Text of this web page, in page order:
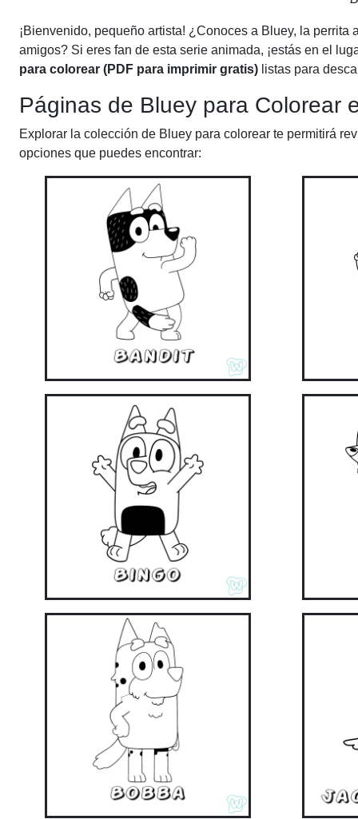
¡Bienvenido, pequeño artista! ¿Conoces a Bluey, la
amigos? Si eres fan de esta serie animada, ¡estás en el
para colorear (PDF para imprimir gratis) listas para
Páginas de Bluey para Colorear
Explorar la colección de Bluey para colorear te permitirá
opciones que puedes encontrar: